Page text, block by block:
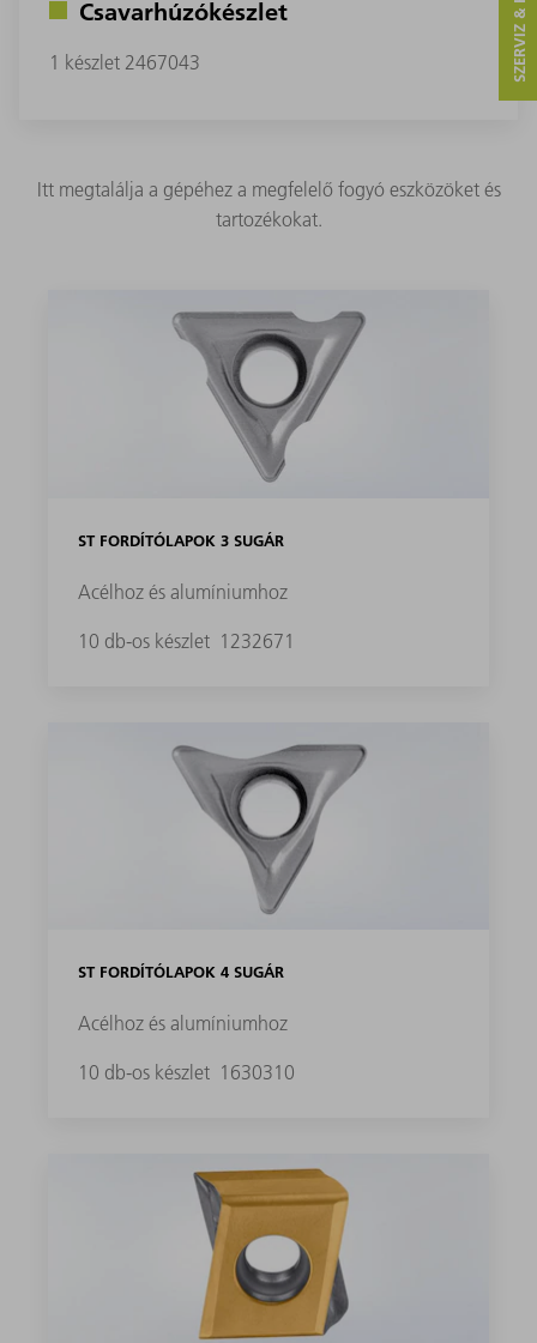
Csavarhúzókészlet
1 készlet 2467043
Itt megtalálja a gépéhez a megfelelő fogyó eszközöket és
tartozékokat.
ST FORDÍTÓLAPOK 3 SUGÁR
Acélhoz és alumíniumhoz
10 db-os készlet 1232671
ST FORDÍTÓLAPOK 4 SUGÁR
Acélhoz és alumíniumhoz
10 db-os készlet 1630310